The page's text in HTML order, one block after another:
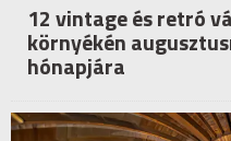
12 vintage és retró
környékén
hónapjára